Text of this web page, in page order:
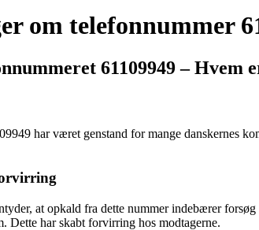
om telefonnummer
61109949 – Hvem
har været genstand for mange danskernes
at opkald fra dette nummer indebærer
Dette har skabt forvirring hos modtagerne.